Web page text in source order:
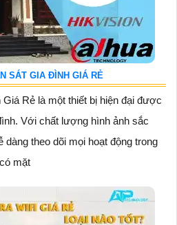
SÁT GIA ĐÌNH GIÁ RẺ
Rẻ là một thiết bị hiện đại được
Với chất lượng hình ảnh sắc
dàng theo dõi mọi hoạt động trong
mặt